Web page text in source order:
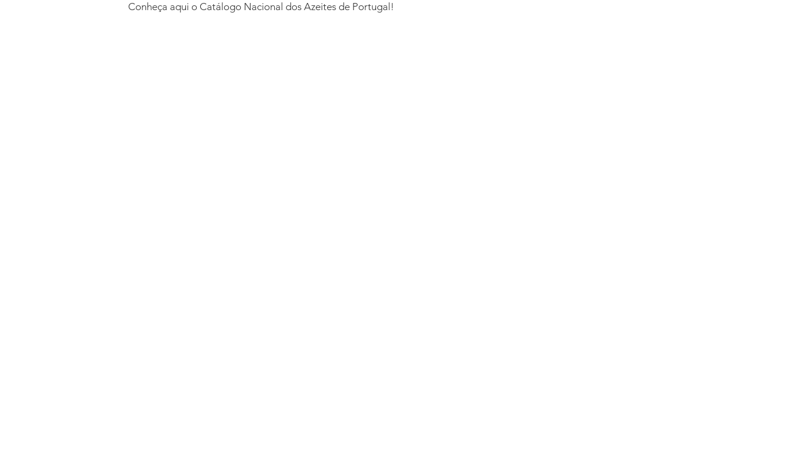
Conheça aqui o Catálogo Nacional dos Azeites de Portugal!